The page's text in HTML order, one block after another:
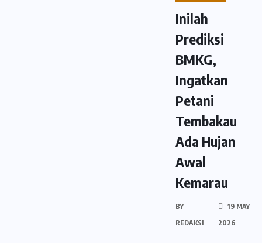
Inilah
Prediksi
BMKG,
Ingatkan
Petani
Tembakau
Ada Hujan
Awal
Kemarau
BY
REDAKSI
19 MAY
2026